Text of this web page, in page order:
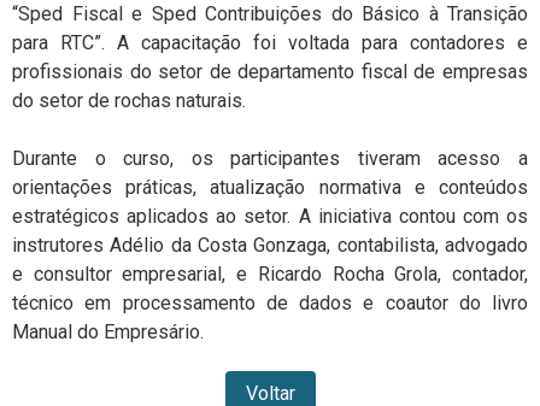
“Sped Fiscal e Sped Contribuições do Básico à Transição
para RTC”. A capacitação foi voltada para contadores e
profissionais do setor de departamento fiscal de empresas
do setor de rochas naturais.
Durante o curso, os participantes tiveram acesso a
orientações práticas, atualização normativa e conteúdos
estratégicos aplicados ao setor. A iniciativa contou com os
instrutores Adélio da Costa Gonzaga, contabilista, advogado
e consultor empresarial, e Ricardo Rocha Grola, contador,
técnico em processamento de dados e coautor do livro
Manual do Empresário.
Voltar